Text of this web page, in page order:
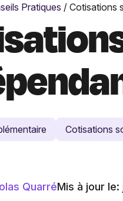
Pratiques / Cotisations
Cotisations
QuarréMis à jour le: